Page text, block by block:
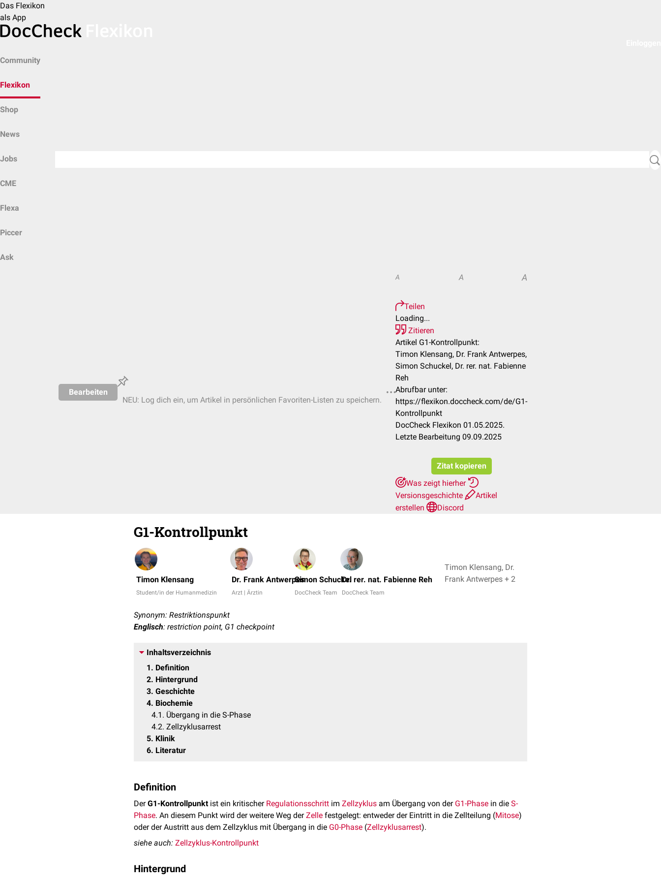
Das Flexikon
als App
Community
Flexikon
Shop
News
Jobs
CME
Flexa
Piccer
Ask
Bearbeiten
NEU: Log dich ein, um Artikel in persönlichen Favoriten-Listen zu speichern.
A A A
Teilen
Loading...
Zitieren
Artikel G1-Kontrollpunkt:
Timon Klensang, Dr. Frank Antwerpes,
Simon Schuckel, Dr. rer. nat. Fabienne
Reh
Abrufbar unter:
https://flexikon.doccheck.com/de/G1-
Kontrollpunkt
DocCheck Flexikon 01.05.2025.
Letzte Bearbeitung 09.09.2025
Zitat kopieren
Was zeigt hierher
Versionsgeschichte
Artikel
erstellen
Discord
G1-Kontrollpunkt
Timon Klensang
Student/in der Humanmedizin
Dr. Frank Antwerpes
Arzt | Ärztin
Simon Schuckel
DocCheck Team
Dr. rer. nat. Fabienne Reh
DocCheck Team
Timon Klensang, Dr.
Frank Antwerpes + 2
Synonym: Restriktionspunkt
Englisch: restriction point, G1 checkpoint
Inhaltsverzeichnis
1
Definition
2 Hintergrund
3 Geschichte
4 Biochemie
4.1
Übergang in die S-Phase
4.2 Zellzyklusarrest
5 Klinik
6 Literatur
Definition
DerG1-Kontrollpunktist ein kritischer Regulationsschritt im Zellzyklus am Übergang von der G1-Phase in die S-
Phase. An diesem Punkt wird der weitere Weg derZelle festgelegt: entweder der Eintritt in die Zellteilung (Mitose)
oder der Austritt aus dem Zellzyklus mit Übergang in die G0-Phase (Zellzyklusarrest).
siehe auch: Zellzyklus-Kontrollpunkt
Hintergrund